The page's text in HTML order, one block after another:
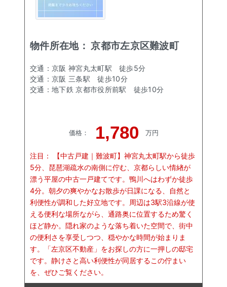
物件所在地：京都市左京区難波町
交通： 京阪 神宮丸太町駅 徒歩5分
交通： 京阪 三条駅 徒歩10分
交通： 地下鉄 京都市役所前駅 徒歩10分
価格： 1,780 万円
注目：
【中古戸建｜難波町】神宮丸太町駅から徒歩
5分、琵琶湖疏水の南側に佇む、京都らしい情緖が
漂う平屋の中古一戸建てです。鴨川へはわずか徒歩
4分。朝夕の爽やかなお散歩が日課になる、自然と
利便性が調和した好立地です。周辺は3駅3沿線が使
える便利な場所ながら、通路奥に位置するため驚く
ほど静か。隠れ家のような落ち着いた空間で、街中
の便利さを享受しつつ、穏やかな時間が始まりま
す。「左京区不動産」をお探しの方に一押しの邸宅
です。静けさと高い利便性が同居するこの佇まい
を、ぜひご覧ください。